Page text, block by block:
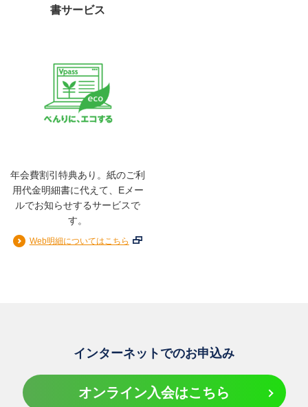
総利用枠
100～200万円
カード利用枠（ショッピング）
キャッシング利用枠
（キャッシングリボ・海外キャッシュサービス）
0〜50万円
※分割払い利用枠は、2回払い・ボーナス一括払いの利用
ます。
※リボ払い利用枠を超えてご利用された分は翌月一括払い
書サービス
年会費割引特典あり。紙のご利
用代金明細書に代えて、Eメー
ルでお知らせするサービスで
す。
Web明細についてはこちら
インターネットでのお申込み
オンライン入会はこちら